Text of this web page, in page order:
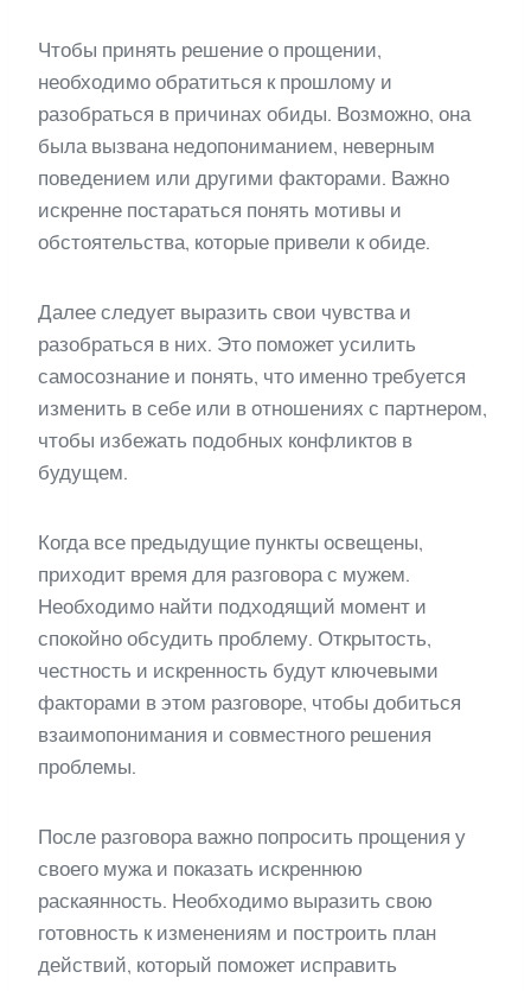
Чтобы принять решение о прощении,
необходимо обратиться к прошлому и
разобраться в причинах обиды. Возможно, она
была вызвана недопониманием, неверным
поведением или другими факторами. Важно
искренне постараться понять мотивы и
обстоятельства, которые привели к обиде.
Далее следует выразить свои чувства и
разобраться в них. Это поможет усилить
самосознание и понять, что именно требуется
изменить в себе или в отношениях с партнером,
чтобы избежать подобных конфликтов в
будущем.
Когда все предыдущие пункты освещены,
приходит время для разговора с мужем.
Необходимо найти подходящий момент и
спокойно обсудить проблему. Открытость,
честность и искренность будут ключевыми
факторами в этом разговоре, чтобы добиться
взаимопонимания и совместного решения
проблемы.
После разговора важно попросить прощения у
своего мужа и показать искреннюю
раскаянность. Необходимо выразить свою
готовность к изменениям и построить план
действий, который поможет исправить